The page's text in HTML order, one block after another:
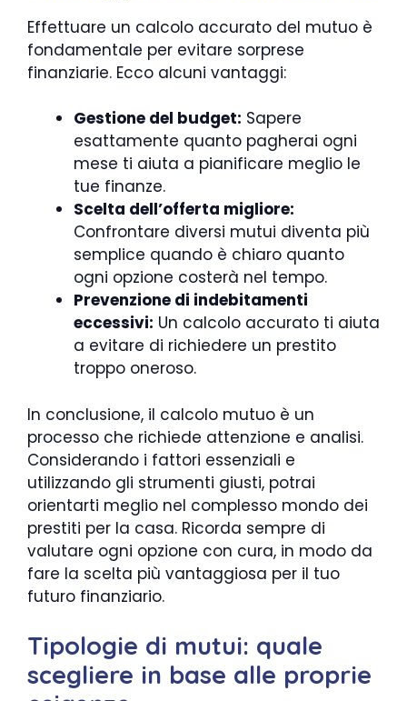
Effettuare un calcolo accurato del mutuo è
fondamentale per evitare sorprese
finanziarie. Ecco alcuni vantaggi:
Gestione del budget: Sapere
esattamente quanto pagherai ogni
mese ti aiuta a pianificare meglio le
tue finanze.
Scelta dell’offerta migliore:
Confrontare diversi mutui diventa più
semplice quando è chiaro quanto
ogni opzione costerà nel tempo.
Prevenzione di indebitamenti
eccessivi: Un calcolo accurato ti aiuta
a evitare di richiedere un prestito
troppo oneroso.
In conclusione, il calcolo mutuo è un
processo che richiede attenzione e analisi.
Considerando i fattori essenziali e
utilizzando gli strumenti giusti, potrai
orientarti meglio nel complesso mondo dei
prestiti per la casa. Ricorda sempre di
valutare ogni opzione con cura, in modo da
fare la scelta più vantaggiosa per il tuo
futuro finanziario.
Tipologie di mutui: quale
scegliere in base alle proprie